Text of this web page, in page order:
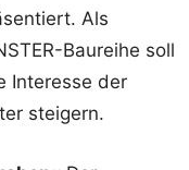
Als
Baureihe soll
Interesse der
steigern.